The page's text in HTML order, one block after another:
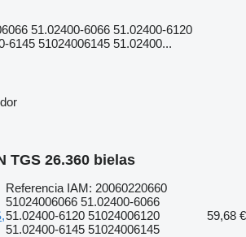
51.02400-6066 51.02400-6120
6145 51024006145 51.02400...
TGS 26.360 bielas
Referencia IAM: 20060220660
51024006066 51.02400-6066
51.02400-6120 51024006120
51.02400-6145 51024006145
59,68 €